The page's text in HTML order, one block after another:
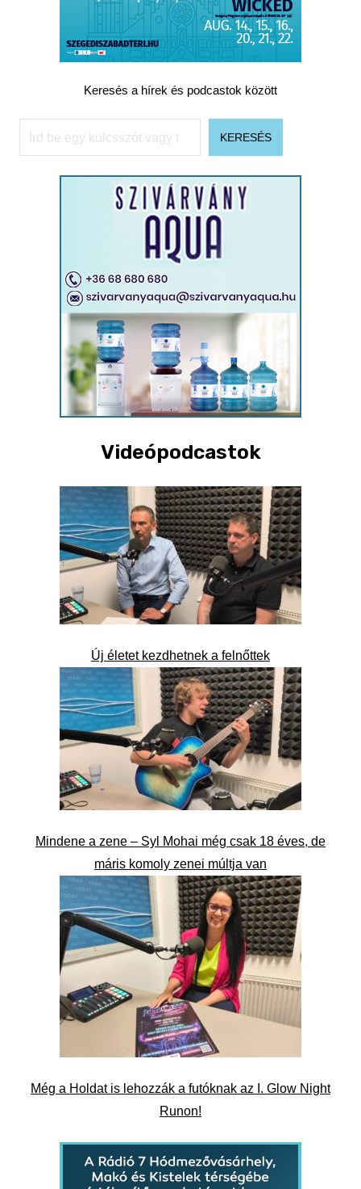
Keresés a hírek és podcastok között
Keresés
KERESÉS
Videópodcastok
Új életet kezdhetnek a felnőttek
Mindene a zene – Syl Mohai még csak 18 éves, de
máris komoly zenei múltja van
Még a Holdat is lehozzák a futóknak az I. Glow Night
Runon!